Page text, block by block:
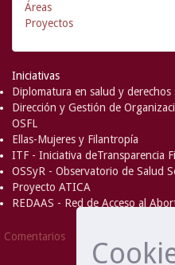
Áreas
Proyectos
Iniciativas
Diplomatura en salud y
Dirección y Gestión de
OSFL
Ellas-Mujeres y Filantropía
ITF - Iniciativa deTransparencia
OSSyR - Observatorio de Salud
Proyecto ATICA
REDAAS - Red de Acceso al
Comentarios
2008 MITand